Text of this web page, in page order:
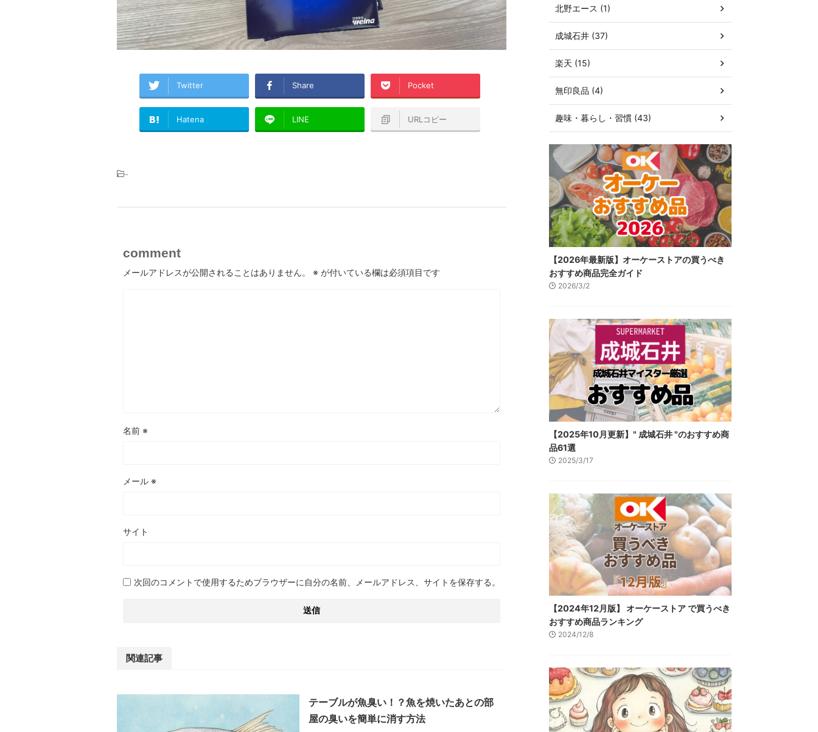
Twitter Share Pocket
Hatena LINE URLコピー
-
comment
メールアドレスが公開されることはありません。 ※ が付いている欄は必須項目です
名前 ※
メール ※
サイト
次回のコメントで使用するためブラウザーに自分の名前、メールアドレス、サイトを保存する。
関連記事
テーブルが魚臭い！？魚を焼いたあとの部
屋の臭いを簡単に消す方法
北野エース (1)
成城石井 (37)
楽天 (15)
無印良品 (4)
趣味・暮らし・習慣 (43)
【2026年最新版】オーケーストアの買うべき
おすすめ商品完全ガイド
2026/3/2
【2025年10月更新】" 成城石井 "のおすすめ商
品61選
2025/3/17
【2024年12月版】 オーケーストア で買うべき
おすすめ商品ランキング
2024/12/8